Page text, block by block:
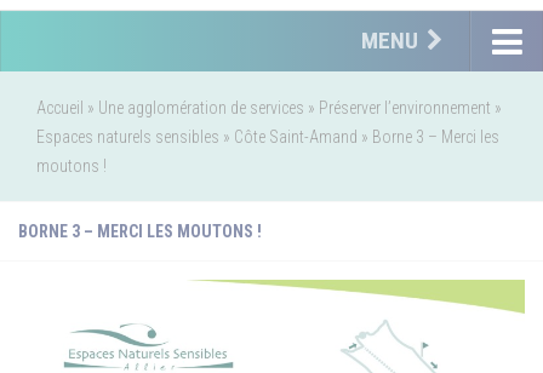
MENU
Accueil » Une agglomération de services » Préserver l’environnement »
Espaces naturels sensibles » Côte Saint-Amand » Borne 3 – Merci les
moutons !
BORNE 3 – MERCI LES MOUTONS !